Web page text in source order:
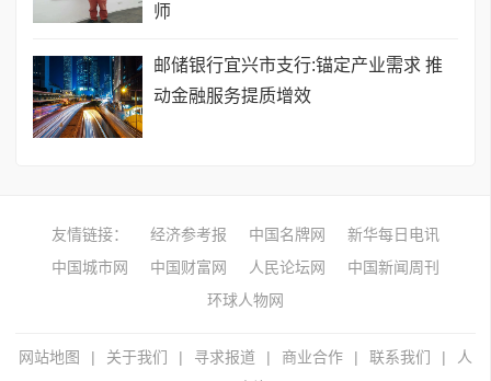
师
邮储银行宜兴市支行:锚定产业需求 推
动金融服务提质增效
友情链接： 经济参考报 中国名牌网
新华每日电讯
中国城市网
中国财富网 人民论坛网
中国新闻周刊
环球人物网
网站地图 | 关于我们 | 寻求报道 | 商业合作 | 联系我们 |
人